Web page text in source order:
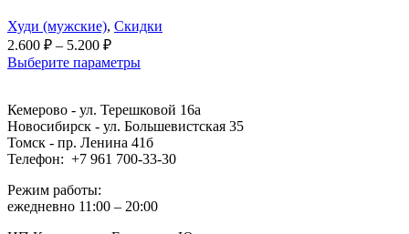
Худи (мужские), Скидки
2.600 ₽ – 5.200 ₽
Выберите параметры
Кемерово - ул. Терешковой 16а
Новосибирск - ул. Большевистская 35
Томск - пр. Ленина 41б
Телефон: +7 961 700-33-30
Режим работы:
ежедневно 11:00 – 20:00